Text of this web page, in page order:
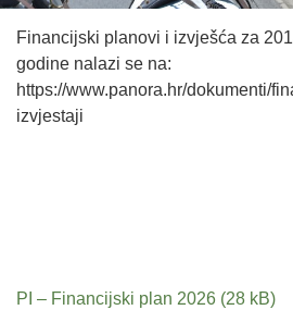
Financijski planovi i izvješća za
godine nalazi se na:
https://www.panora.hr/dokumenti/
izvjestaji
PI – Financijski plan 2026